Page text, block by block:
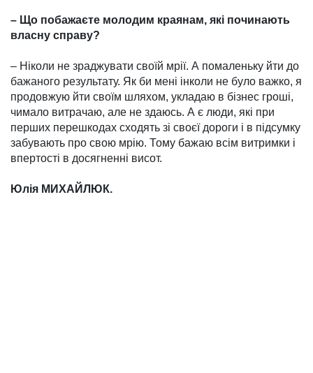
– Що побажаєте молодим краянам, які починають
власну справу?
– Ніколи не зраджувати своїй мрії. А помаленьку йти до
ба­жаного результату. Як би мені інколи не було важко, я
про­довжую йти своїм шляхом, укла­даю в бізнес гроші,
чимало ви­тра­чаю, але не здаюсь. А є люди, які при
перших перешкодах схо­дять зі своєї дороги і в підсумку
забувають про свою мрію. Тому бажаю всім витримки і
впертості в досягненні висот.
Юлія МИХАЙЛЮК.